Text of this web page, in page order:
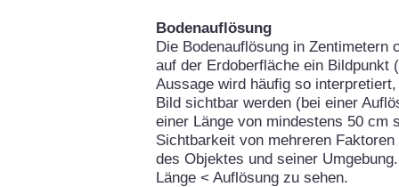
Bodenauflösung
Die Bodenauflösung in Zentimetern
auf der Erdoberfläche ein Bildpunkt
Aussage wird häufig so
Bild sichtbar werden (bei einer
einer Länge von mindestens 50 cm
Sichtbarkeit von mehreren
des Objektes und seiner
Länge < Auflösung zu sehen.